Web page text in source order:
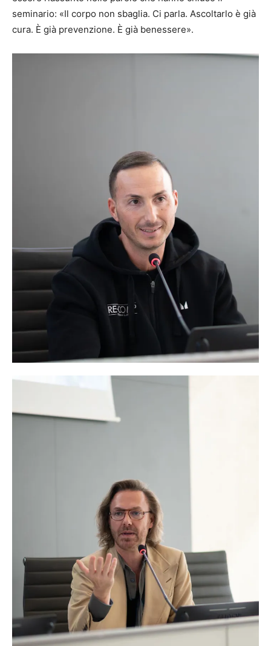
seminario: «Il corpo non sbaglia. Ci parla. Ascoltarlo è già
cura. È già prevenzione. È già benessere».